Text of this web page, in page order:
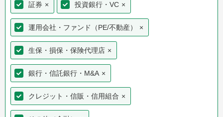
証券 × 投資銀行・VC ×
運用会社・ファンド（PE/不動産） ×
生保・損保・保険代理店 ×
銀行・信託銀行・M&A ×
クレジット・信販・信用組合 ×